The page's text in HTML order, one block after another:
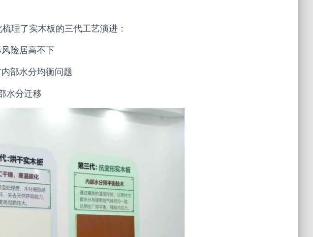
理了实木板的三代工艺演进：
险居高不下
部水分均衡问题
水分迁移